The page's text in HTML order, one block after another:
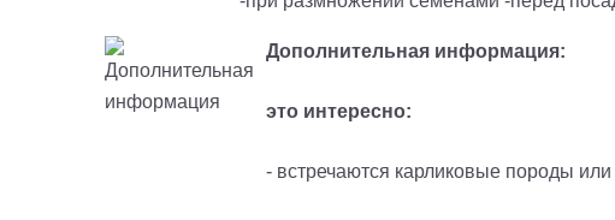
Дополнительная информация:
это интересно:
- встречаются карликовые породы